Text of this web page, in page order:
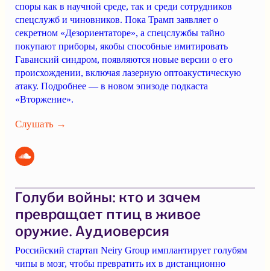
споры как в научной среде, так и среди сотрудников
спецслужб и чиновников. Пока Трамп заявляет о
секретном «Дезориентаторе», а спецслужбы тайно
покупают приборы, якобы способные имитировать
Гаванский синдром, появляются новые версии о его
происхождении, включая лазерную оптоакустическую
атаку. Подробнее — в новом эпизоде подкаста
«Вторжение».
Слушать →
Голуби войны: кто и зачем
превращает птиц в живое
оружие. Аудиоверсия
Российский стартап Neiry Group имплантирует голубям
чипы в мозг, чтобы превратить их в дистанционно